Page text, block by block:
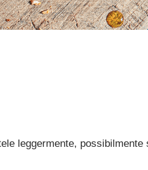
leggermente,